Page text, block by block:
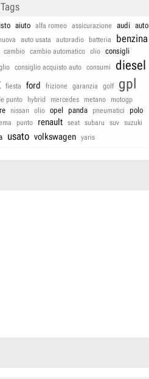
aiuto alfa romeo assicurazione audi auto
auto usata autoradio batteria benzina
cambio cambio automatico clio consigli
consiglio acquisto auto consumi diesel
fiesta ford frizione garanzia golf gpl
punto hybrid mercedes metano motogp
nissan olio opel panda pneumatici polo
punto renault seat subaru suv suzuki
usato volkswagen yaris